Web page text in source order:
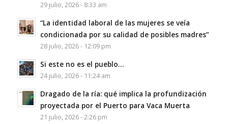
29 julio, 2026 - 8:33 am
“La identidad laboral de las mujeres se veía
condicionada por su calidad de posibles madres”
28 julio, 2026 - 12:09 pm
Si este no es el pueblo…
24 julio, 2026 - 11:24 am
Dragado de la ría: qué implica la profundización
proyectada por el Puerto para Vaca Muerta
21 julio, 2026 - 2:26 pm